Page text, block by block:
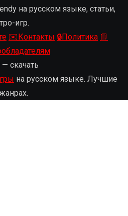
на русском языке, статьи,
игр.
✉️Контакты 🔒Политика 📘
скачать
на русском языке. Лучшие